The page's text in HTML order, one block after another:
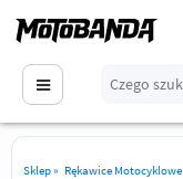
Sklep» Rękawice Motocyklowe